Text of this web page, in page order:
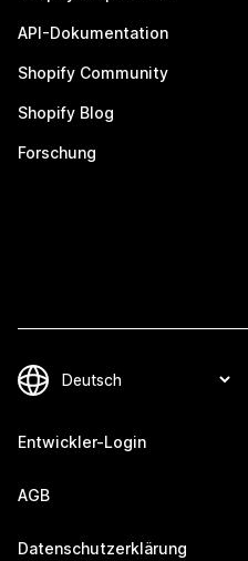
API-Dokumentation
Shopify Community
Shopify Blog
Forschung
Entwickler-Login
AGB
Datenschutzerklärung